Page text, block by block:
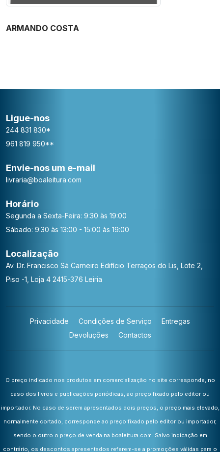
ARMANDO COSTA
Ligue-nos
244 831 830*
961 819 950**
Envie-nos um e-mail
livraria@boaleitura.com
Horário
Segunda a Sexta-Feira: 9:30 às 19:00
Sábado: 9:30 às 13:00 - 15:00 às 19:00
Localização
Av. Dr. Francisco Sá Carneiro Edifício Terraços do Lis, Lote 2,
Piso -1, Loja 4 2415-376 Leiria
Privacidade Condições de Serviço
Entregas
Devoluções
Contactos
O preço indicado nos produtos em comercialização no site corresponde, no
caso dos livros e publicações periódicas, ao preço fixado pelo editor ou
importador. No caso de serem apresentados dois preços, o preço mais elevado,
normalmente cortado, corresponde ao preço fixado pelo editor ou importador,
sendo o outro o preço de venda na boaleitura.com. Salvo indicação em
contrário, os descontos apresentados referem-se a promoções válidas para o